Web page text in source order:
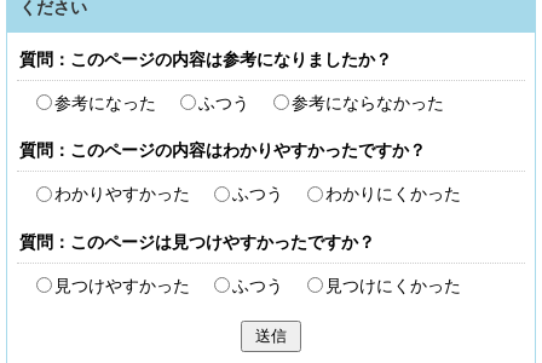
ください
質問：このページの内容は参考になりましたか？
参考になった ふつう 参考にならなかった
質問：このページの内容はわかりやすかったですか？
わかりやすかった ふつう わかりにくかった
質問：このページは見つけやすかったですか？
見つけやすかった ふつう 見つけにくかった
送信